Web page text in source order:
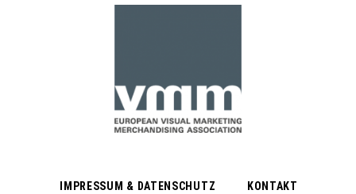
IMPRESSUM & DATENSCHUTZ KONTAKT